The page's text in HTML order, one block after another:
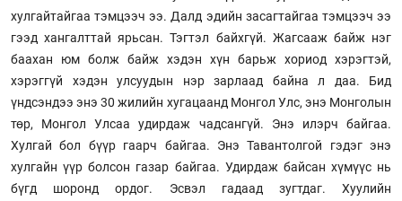
хулгайтайгаа тэмцээч ээ. Далд эдийн засагтайгаа тэмцээч ээ
гээд хангалттай ярьсан. Тэгтэл байхгүй. Жагсааж байж нэг
баахан юм болж байж хэдэн хүн барьж хориод хэрэгтэй,
хэрэггүй хэдэн улсуудын нэр зарлаад байна л даа. Бид
үндсэндээ энэ 30 жилийн хугацаанд Монгол Улс, энэ Монголын
төр, Монгол Улсаа удирдаж чадсангүй. Энэ илэрч байгаа.
Хулгай бол бүүр гаарч байгаа. Энэ Тавантолгой гэдэг энэ
хулгайн үүр болсон газар байгаа. Удирдаж байсан хүмүүс нь
бүгд шоронд ордог. Эсвэл гадаад зугтдаг. Хуулийн